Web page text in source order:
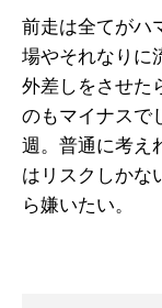
前走は全てがハ
場やそれなりに
外差しをさせた
のもマイナスで
週。普通に考え
はリスクしかな
ら嫌いたい。